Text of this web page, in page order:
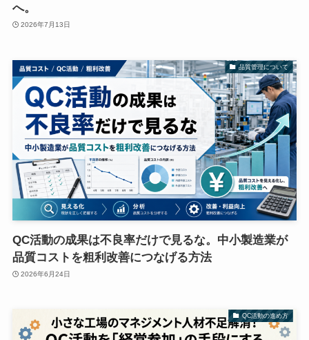
へ。
2026年7月13日
品質管理について
QC活動の成果は不良率だけで見るな。中小製造業が
品質コストを粗利改善につなげる方法
2026年6月24日
QC活動の進め方